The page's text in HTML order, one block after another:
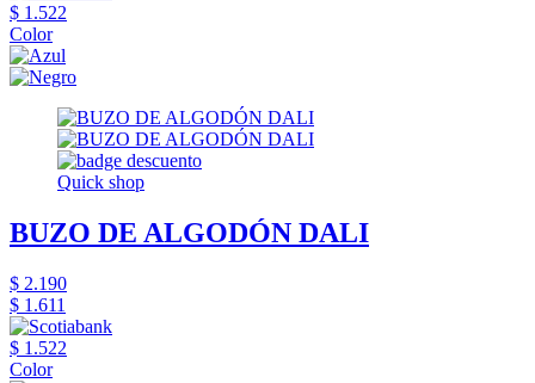
$ 1.522
Color
Quick shop
BUZO DE ALGODÓN DALI
$ 2.190
$ 1.611
$ 1.522
Color